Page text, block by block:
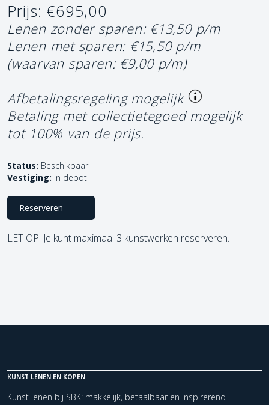
Prijs: €695,00
Lenen zonder sparen: €13,50 p/m
Lenen met sparen: €15,50 p/m
(waarvan sparen: €9,00 p/m)
Afbetalingsregeling mogelijk
Betaling met collectietegoed mogelijk
tot 100% van de prijs.
Status: Beschikbaar
Vestiging: In depot
Reserveren
LET OP! Je kunt maximaal 3 kunstwerken reserveren.
KUNST LENEN EN KOPEN
Kunst lenen bij SBK: makkelijk, betaalbaar en inspirerend